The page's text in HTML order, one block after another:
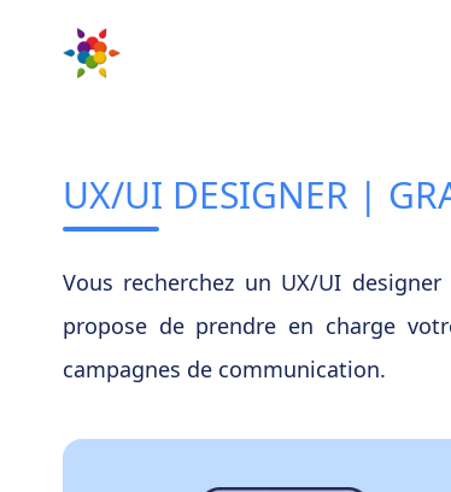
UX/UI DESIGNER |
Vous recherchez un UX/UI
propose de prendre en charge
campagnes de communication.